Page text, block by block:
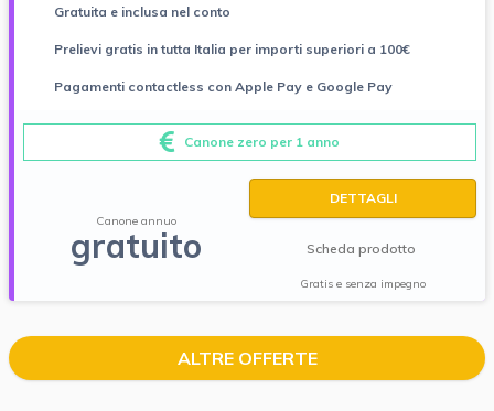
Gratuita e inclusa nel conto
Prelievi gratis in tutta Italia per importi superiori a 100€
Pagamenti contactless con Apple Pay e Google Pay
Canone zero per 1 anno
Canone annuo
gratuito
DETTAGLI
Scheda prodotto
Gratis e senza impegno
ALTRE OFFERTE